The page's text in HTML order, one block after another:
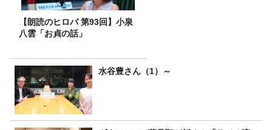
【朗読のヒロバ 第93回】小泉
八雲「お貞の話」
水谷豊さん（1）～